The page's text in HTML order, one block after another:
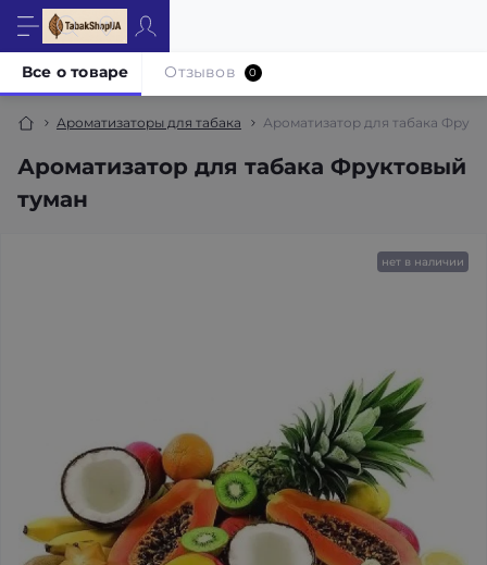
Ароматизаторы для табака Ароматизатор для табака
Ароматизатор для табака Фруктовый
туман
Все о товаре Отзывов 0
нет в наличии